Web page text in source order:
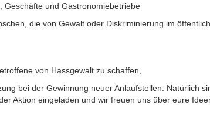
Geschäfte und Gastronomiebetriebe
die von Gewalt oder Diskriminierung im
von Hassgewalt zu schaffen,
bei der Gewinnung neuer Anlaufstellen. Natürlich
Aktion eingeladen und wir freuen uns über eure